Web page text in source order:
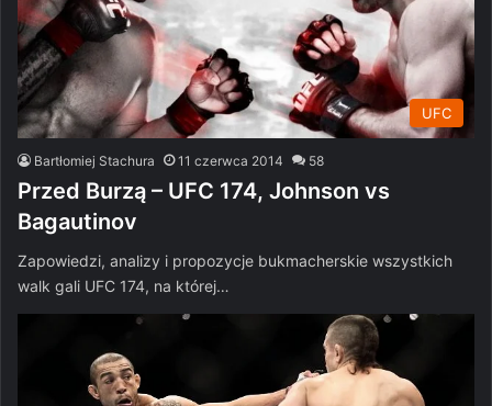
UFC
Bartłomiej Stachura 11 czerwca 2014 58
Przed Burzą – UFC 174, Johnson vs
Bagautinov
Zapowiedzi, analizy i propozycje bukmacherskie wszystkich
walk gali UFC 174, na której…